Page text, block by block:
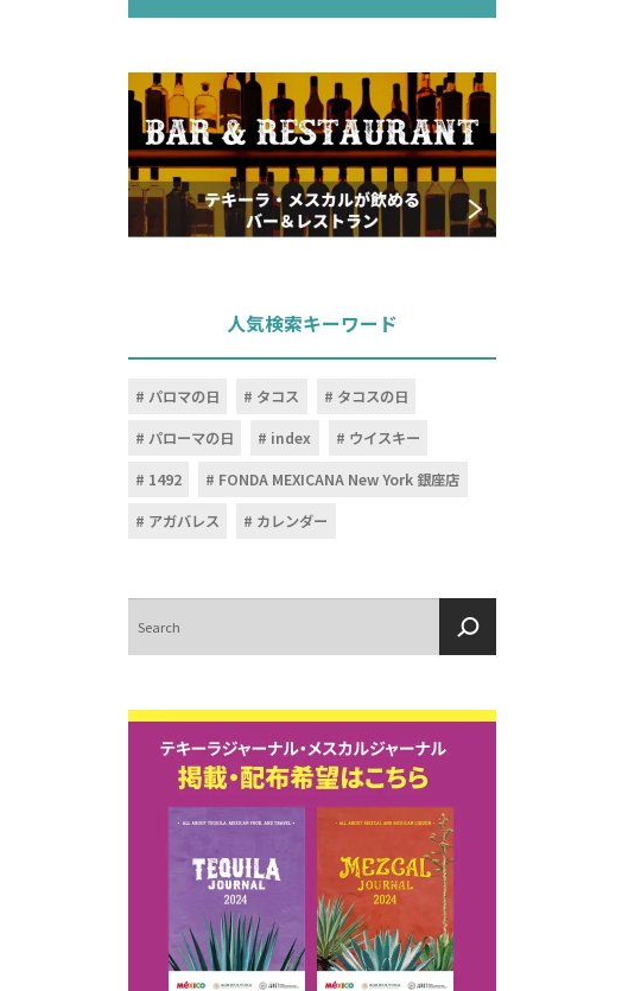
人気検索キーワード
パロマの日 タコス
タコスの日
パローマの日
index
ウイスキー
1492
FONDA MEXICANA New York 銀座店
アガバレス
カレンダー
索